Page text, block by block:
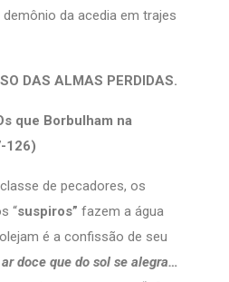
da acedia em trajes
DAS ALMAS PERDIDAS.
que Borbulham na
126)
de pecadores, os
“suspiros” fazem a água
é a confissão de seu
doce que do sol se alegra…